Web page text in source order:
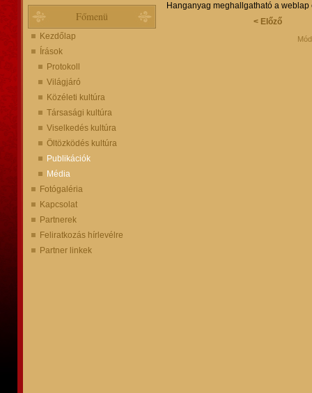
Főmenü
Kezdőlap
Írások
Protokoll
Világjáró
Közéleti kultúra
Társasági kultúra
Viselkedés kultúra
Öltözködés kultúra
Publikációk
Média
Fotógaléria
Kapcsolat
Partnerek
Feliratkozás hírlevélre
Partner linkek
Hanganyag meghallgatható a
< Előző